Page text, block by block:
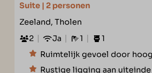
Suite | 2 personen
Zeeland, Tholen
2
Ja 1
1
Ruimtelijk gevoel door
Rustige ligging aan